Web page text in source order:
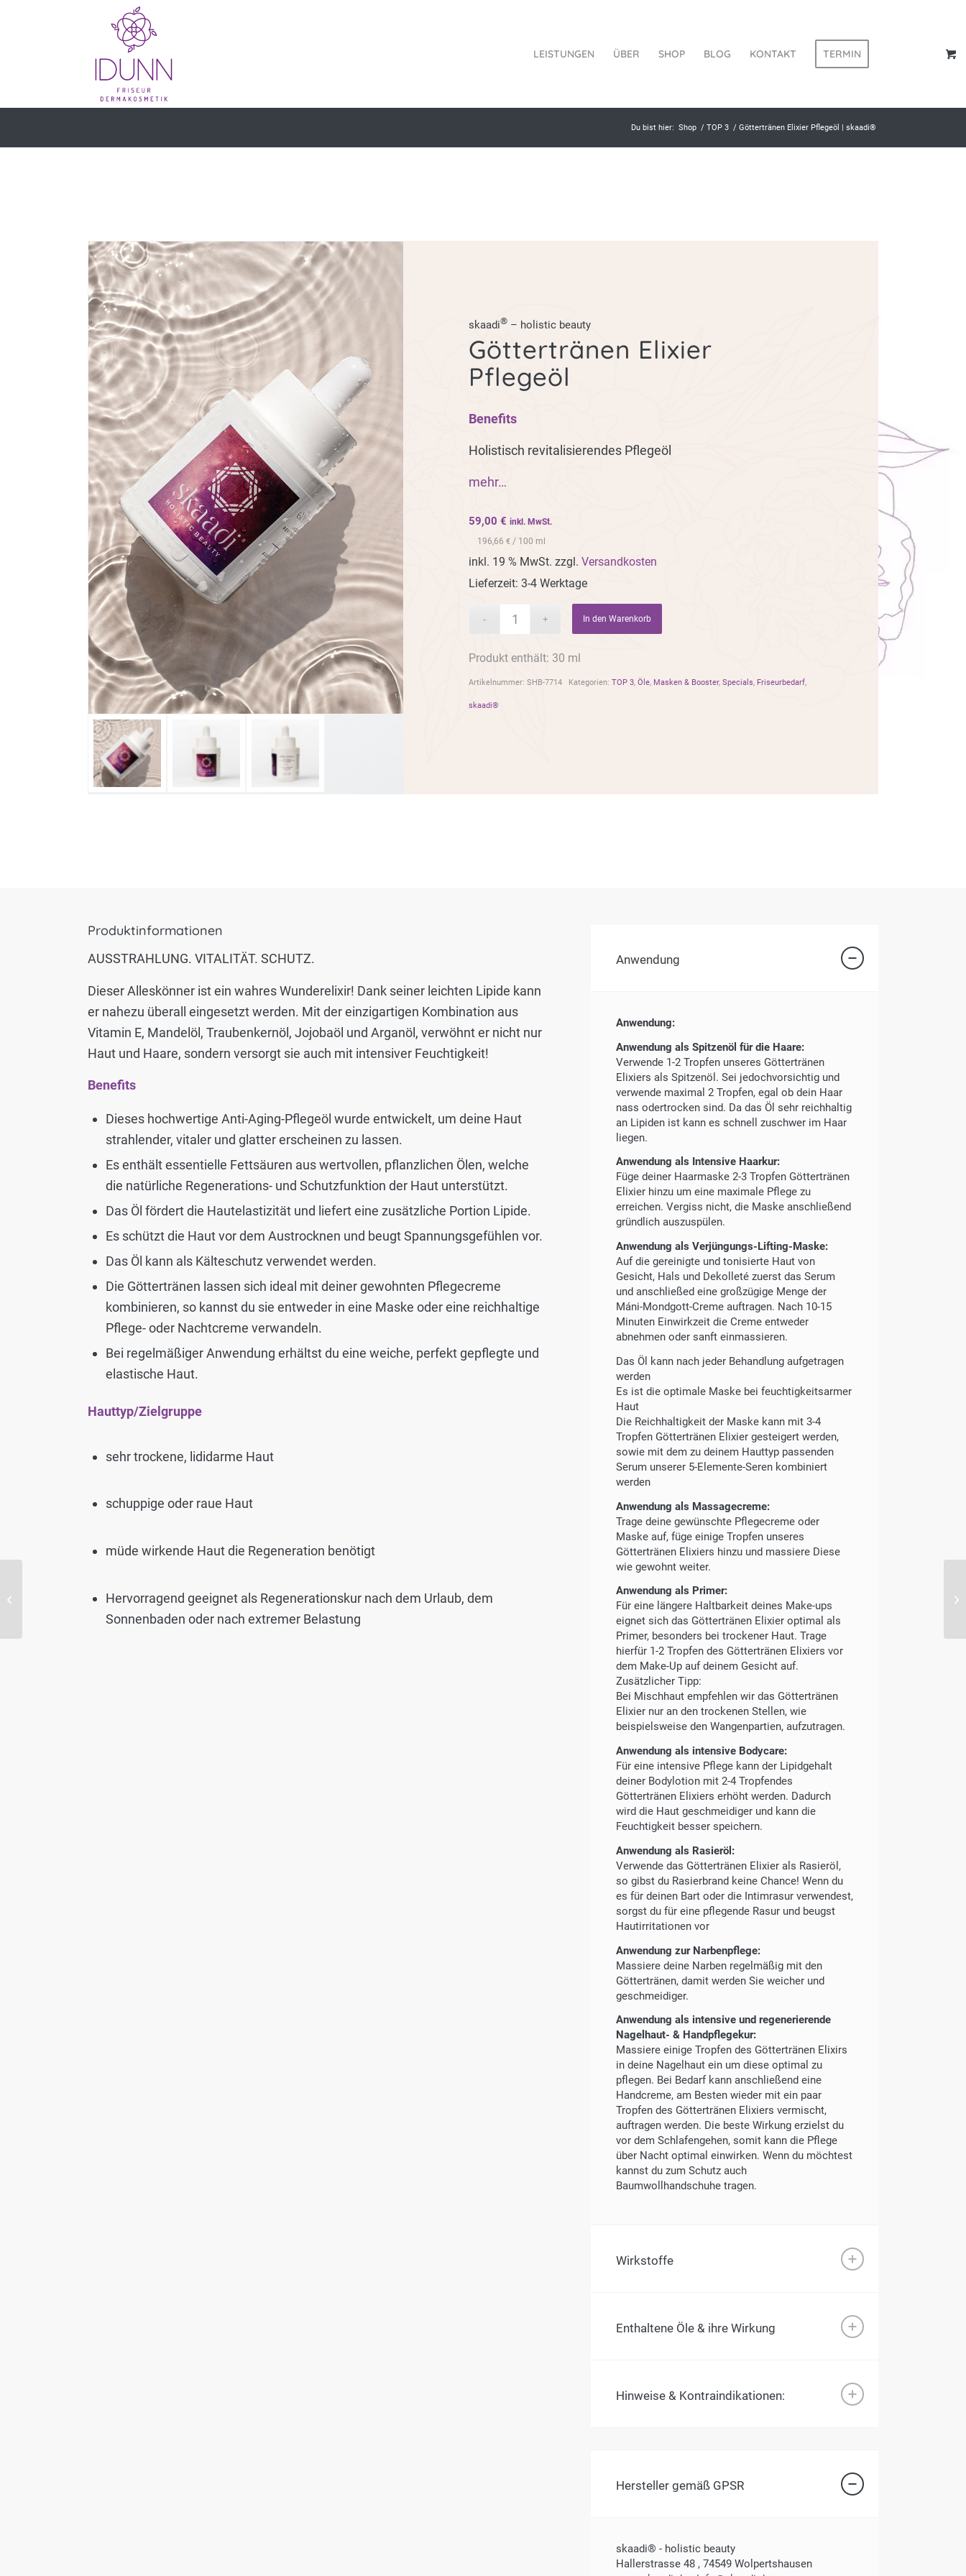
LEISTUNGEN ÜBER SHOP BLOG KONTAKT TERMIN
Du bist hier: Shop / TOP 3 / Göttertränen Elixier Pflegeöl | skaadi®
skaadi® – holistic beauty
Göttertränen Elixier
Pflegeöl
Benefits
Holistisch revitalisierendes Pflegeöl
mehr…
59,00 € inkl. MwSt.
196,66 € / 100 ml
inkl. 19 % MwSt. zzgl. Versandkosten
Lieferzeit: 3-4 Werktage
In den Warenkorb
Produkt enthält: 30 ml
Artikelnummer: SHB-7714 Kategorien: TOP 3, Öle, Masken & Booster, Specials, Friseurbedarf,
skaadi®️
Produktinformationen
AUSSTRAHLUNG. VITALITÄT. SCHUTZ.
Dieser Alleskönner ist ein wahres Wunderelixir! Dank seiner leichten Lipide kann
er nahezu überall eingesetzt werden. Mit der einzigartigen Kombination aus
Vitamin E, Mandelöl, Traubenkernöl, Jojobaöl und Arganöl, verwöhnt er nicht nur
Haut und Haare, sondern versorgt sie auch mit intensiver Feuchtigkeit!
Benefits
Dieses hochwertige Anti-Aging-Pflegeöl wurde entwickelt, um deine Haut
strahlender, vitaler und glatter erscheinen zu lassen.
Es enthält essentielle Fettsäuren aus wertvollen, pflanzlichen Ölen, welche
die natürliche Regenerations- und Schutzfunktion der Haut unterstützt.
Das Öl fördert die Hautelastizität und liefert eine zusätzliche Portion Lipide.
Es schützt die Haut vor dem Austrocknen und beugt Spannungsgefühlen vor.
Das Öl kann als Kälteschutz verwendet werden.
Die Göttertränen lassen sich ideal mit deiner gewohnten Pflegecreme
kombinieren, so kannst du sie entweder in eine Maske oder eine reichhaltige
Pflege- oder Nachtcreme verwandeln.
Bei regelmäßiger Anwendung erhältst du eine weiche, perfekt gepflegte und
elastische Haut.
Hauttyp/Zielgruppe
sehr trockene, lididarme Haut
schuppige oder raue Haut
müde wirkende Haut die Regeneration benötigt
Hervorragend geeignet als Regenerationskur nach dem Urlaub, dem
Sonnenbaden oder nach extremer Belastung
Anwendung
Anwendung:
Anwendung als Spitzenöl für die Haare:
Verwende 1-2 Tropfen unseres Göttertränen
Elixiers als Spitzenöl. Sei jedochvorsichtig und
verwende maximal 2 Tropfen, egal ob dein Haar
nass odertrocken sind. Da das Öl sehr reichhaltig
an Lipiden ist kann es schnell zuschwer im Haar
liegen.
Anwendung als Intensive Haarkur:
Füge deiner Haarmaske 2-3 Tropfen Göttertränen
Elixier hinzu um eine maximale Pflege zu
erreichen. Vergiss nicht, die Maske anschließend
gründlich auszuspülen.
Anwendung als Verjüngungs-Lifting-Maske:
Auf die gereinigte und tonisierte Haut von
Gesicht, Hals und Dekolleté zuerst das Serum
und anschließed eine großzügige Menge der
Máni-Mondgott-Creme auftragen. Nach 10-15
Minuten Einwirkzeit die Creme entweder
abnehmen oder sanft einmassieren.
Das Öl kann nach jeder Behandlung aufgetragen
werden
Es ist die optimale Maske bei feuchtigkeitsarmer
Haut
Die Reichhaltigkeit der Maske kann mit 3-4
Tropfen Göttertränen Elixier gesteigert werden,
sowie mit dem zu deinem Hauttyp passenden
Serum unserer 5-Elemente-Seren kombiniert
werden
Anwendung als Massagecreme:
Trage deine gewünschte Pflegecreme oder
Maske auf, füge einige Tropfen unseres
Göttertränen Elixiers hinzu und massiere Diese
wie gewohnt weiter.
Anwendung als Primer:
Für eine längere Haltbarkeit deines Make-ups
eignet sich das Göttertränen Elixier optimal als
Primer, besonders bei trockener Haut. Trage
hierfür 1-2 Tropfen des Göttertränen Elixiers vor
dem Make-Up auf deinem Gesicht auf.
Zusätzlicher Tipp:
Bei Mischhaut empfehlen wir das Göttertränen
Elixier nur an den trockenen Stellen, wie
beispielsweise den Wangenpartien, aufzutragen.
Anwendung als intensive Bodycare:
Für eine intensive Pflege kann der Lipidgehalt
deiner Bodylotion mit 2-4 Tropfendes
Göttertränen Elixiers erhöht werden. Dadurch
wird die Haut geschmeidiger und kann die
Feuchtigkeit besser speichern.
Anwendung als Rasieröl:
Verwende das Göttertränen Elixier als Rasieröl,
so gibst du Rasierbrand keine Chance! Wenn du
es für deinen Bart oder die Intimrasur verwendest,
sorgst du für eine pflegende Rasur und beugst
Hautirritationen vor
Anwendung zur Narbenpflege:
Massiere deine Narben regelmäßig mit den
Göttertränen, damit werden Sie weicher und
geschmeidiger.
Anwendung als intensive und regenerierende
Nagelhaut- & Handpflegekur:
Massiere einige Tropfen des Göttertränen Elixirs
in deine Nagelhaut ein um diese optimal zu
pflegen. Bei Bedarf kann anschließend eine
Handcreme, am Besten wieder mit ein paar
Tropfen des Göttertränen Elixiers vermischt,
auftragen werden. Die beste Wirkung erzielst du
vor dem Schlafengehen, somit kann die Pflege
über Nacht optimal einwirken. Wenn du möchtest
kannst du zum Schutz auch
Baumwollhandschuhe tragen.
Wirkstoffe
Enthaltene Öle & ihre Wirkung
Hinweise & Kontraindikationen:
Hersteller gemäß GPSR
skaadi® - holistic beauty
Hallerstrasse 48 , 74549 Wolpertshausen
Reinigungsschaum AHA